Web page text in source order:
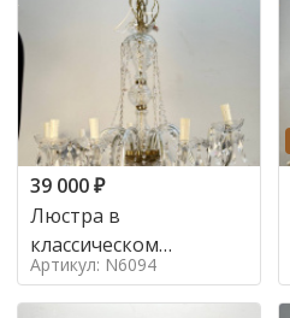
39 000₽
Люстра в
классическом
итальянском стиле на
10 ламп. в стиле
Артикул: N6094